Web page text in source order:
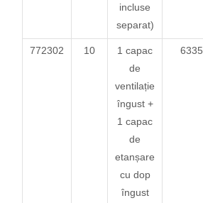
incluse
separat)
772302 10
1 capac
de
ventilație
îngust +
1 capac
de
etanșare
cu dop
îngust
6335